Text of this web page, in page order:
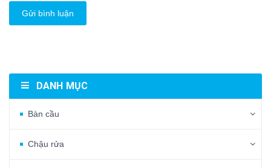
Gửi bình luận
DANH MỤC
Bàn cầu
Chậu rửa